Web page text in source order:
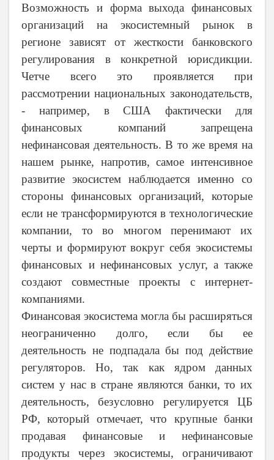
Возможность и форма выхода финансовых
организаций на экосистемный рынок в
регионе зависят от жесткости банковского
регулирования в конкретной юрисдикции.
Четче всего это проявляется при
рассмотрении национальных законодательств,
- например, в США фактически для
финансовых компаний запрещена
нефинансовая деятельность. В то же время на
нашем рынке, напротив, самое интенсивное
развитие экосистем наблюдается именно со
стороны финансовых организаций, которые
если не трансформируются в технологические
компании, то во многом перенимают их
черты и формируют вокруг себя экосистемы
финансовых и нефинансовых услуг, а также
создают совместные проекты с интернет-
компаниями.
Финансовая экосистема могла бы расширяться
неограниченно долго, если бы ее
деятельность не подпадала бы под действие
регуляторов. Но, так как ядром данных
систем у нас в стране являются банки, то их
деятельность, безусловно регулируется ЦБ
РФ, который отмечает, что крупные банки
продавая финансовые и нефинансовые
продукты через экосистемы, ограничивают